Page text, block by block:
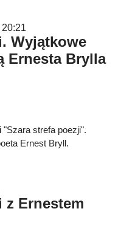
Wyjątkowe
Ernesta Brylla
"Szara strefa poezji".
Ernest Bryll.
z Ernestem